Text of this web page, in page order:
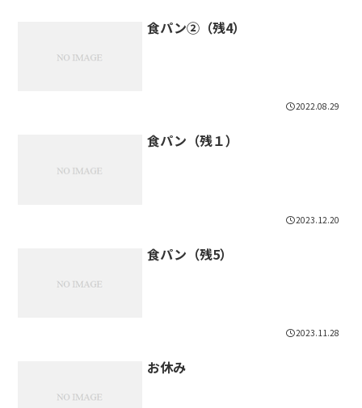
食パン②（残4）
2022.08.29
食パン（残１）
2023.12.20
食パン（残5）
2023.11.28
お休み